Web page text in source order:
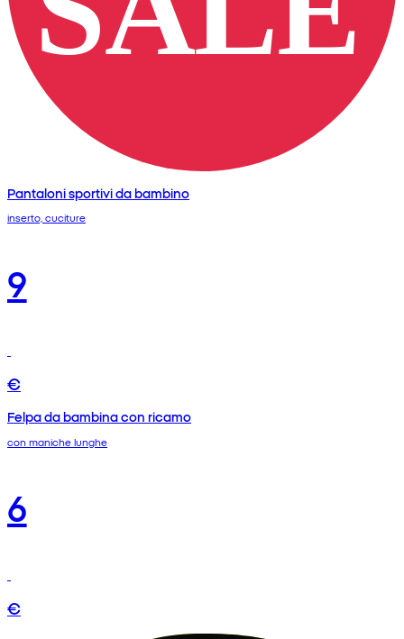
Pantaloni sportivi da bambino
inserto, cuciture
9
€
Felpa da bambina con ricamo
con maniche lunghe
6
€